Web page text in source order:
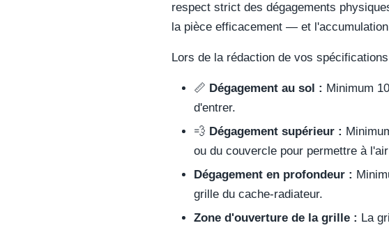
respect strict des dégagements
la pièce efficacement — et
Lors de la rédaction de vos
📏 Dégagement au sol : Minimum
d'entrer.
💨 Dégagement supérieur :
ou du couvercle pour permettre à
Dégagement en profondeur :
grille du cache-radiateur.
Zone d'ouverture de la grille : La